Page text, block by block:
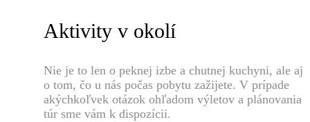
Aktivity v okolí
Nie je to len o peknej izbe a chutnej kuchyni, ale aj
o tom, čo u nás počas pobytu zažijete. V prípade
akýchkoľvek otázok ohľadom výletov a plánovania
túr sme vám k dispozícii.